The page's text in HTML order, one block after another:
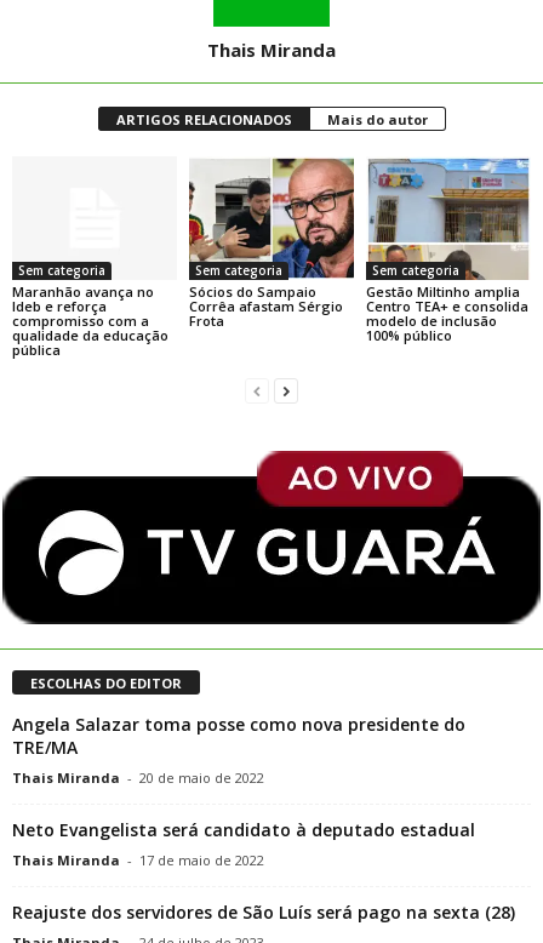
Thais Miranda
ARTIGOS RELACIONADOS Mais do autor
Sem categoria
Maranhão avança no
Ideb e reforça
compromisso com a
qualidade da educação
pública
Sem categoria
Sócios do Sampaio
Corrêa afastam Sérgio
Frota
Sem categoria
Gestão Miltinho amplia
Centro TEA+ e consolida
modelo de inclusão
100% público
ESCOLHAS DO EDITOR
Angela Salazar toma posse como nova presidente do
TRE/MA
Thais Miranda - 20 de maio de 2022
Neto Evangelista será candidato à deputado estadual
Thais Miranda - 17 de maio de 2022
Reajuste dos servidores de São Luís será pago na sexta (28)